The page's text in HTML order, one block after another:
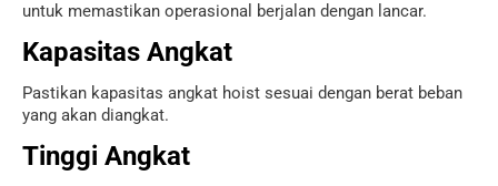
untuk memastikan operasional berjalan dengan lancar.
Kapasitas Angkat
Pastikan kapasitas angkat hoist sesuai dengan berat beban
yang akan diangkat.
Tinggi Angkat